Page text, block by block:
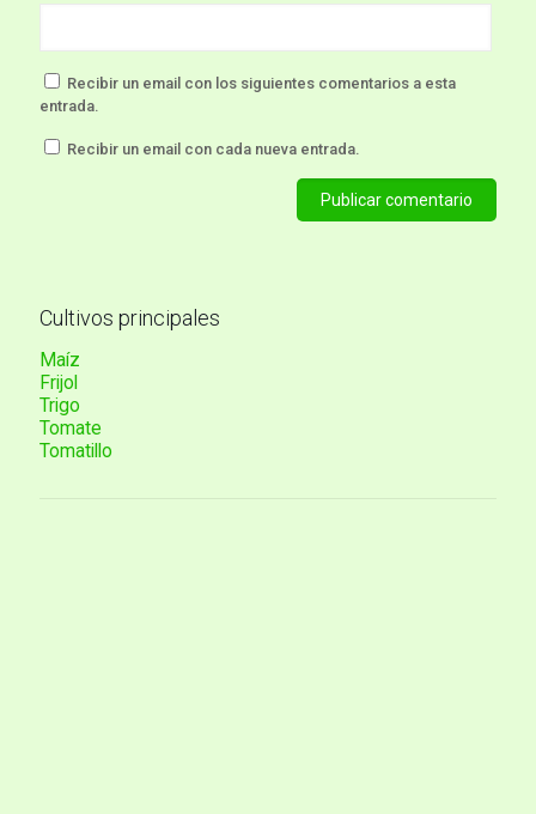
Recibir un email con los siguientes comentarios a esta
entrada.
Recibir un email con cada nueva entrada.
Cultivos principales
Maíz
Frijol
Trigo
Tomate
Tomatillo